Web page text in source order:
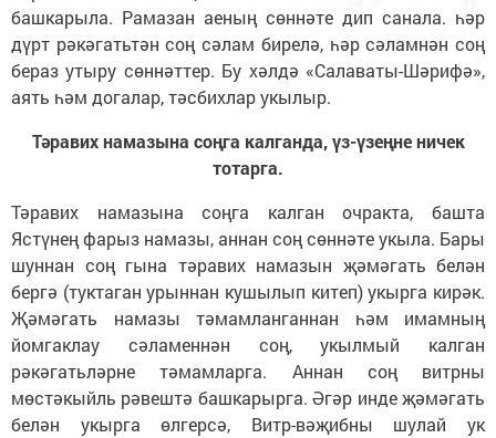
башкарыла. Рамазан аеның сөннәте дип санала. һәр
дүрт рәкәгатьтән соң сәлам бирелә, һәр сәламнән соң
бераз утыру сөннәттер. Бу хәлдә «Салаваты-Шәрифә»,
аять һәм догалар, тәсбихлар укылыр.
Тәравих намазына соңга калганда, үз-үзеңне ничек
тотарга.
Тәравих намазына соңга калган очракта, башта
Ястүнең фарыз намазы, аннан соң сөннәте укыла. Бары
шуннан соң гына тәравих намазын җәмәгать белән
бергә (туктаган урыннан кушылып китеп) укырга кирәк.
Җәмәгать намазы тәмамланганнан һәм имамның
йомгаклау сәламеннән соң, укылмый калган
рәкәгатьләрне тәмамларга. Аннан соң витрны
мөстәкыйль рәвештә башкарырга. Әгәр инде җәмәгать
белән укырга өлгерсә, Витр-вәҗибны шулай ук